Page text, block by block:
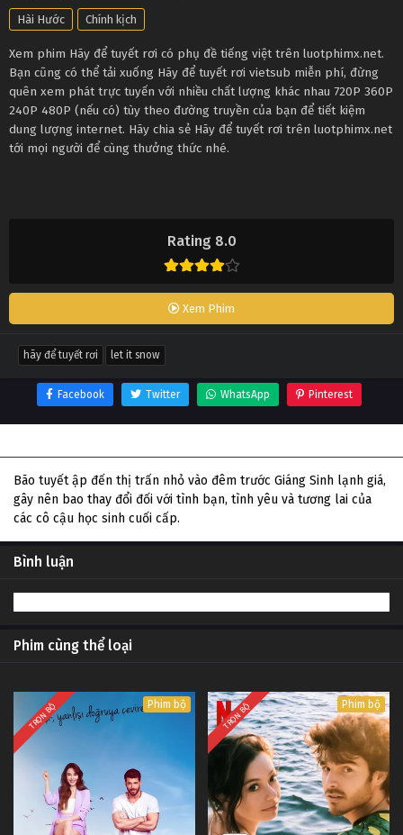
Rating 8.0
Xem Phim
Hài Hước Chính kịch
Xem phim Hãy để tuyết rơi có phụ đề tiếng việt trên luotphimx.net.
Bạn cũng có thể tải xuống Hãy để tuyết rơi vietsub miễn phí, đừng
quên xem phát trực tuyến với nhiều chất lượng khác nhau 720P 360P
240P 480P (nếu có) tùy theo đường truyền của bạn để tiết kiệm
dung lượng internet. Hãy chia sẻ Hãy để tuyết rơi trên luotphimx.net
tới mọi người để cùng thưởng thức nhé.
hãy để tuyết rơi let it snow
Facebook Twitter WhatsApp Pinterest
Bão tuyết ập đến thị trấn nhỏ vào đêm trước Giáng Sinh lạnh giá,
gây nên bao thay đổi đối với tình bạn, tình yêu và tương lai của
các cô cậu học sinh cuối cấp.
Bình luận
Phim cùng thể loại
TRỌN BỘ Phim bộ TRỌN BỘ Phim bộ